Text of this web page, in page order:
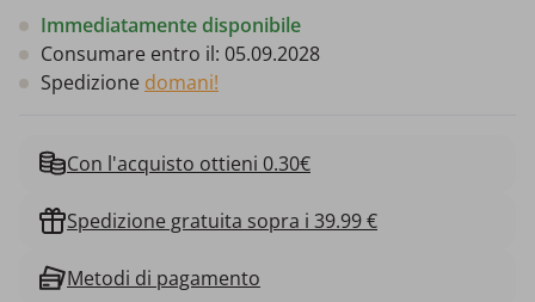
Immediatamente disponibile
Consumare entro il: 05.09.2028
Spedizione domani!
Con l'acquisto ottieni 0.30€
Spedizione gratuita sopra i 39.99 €
Metodi di pagamento